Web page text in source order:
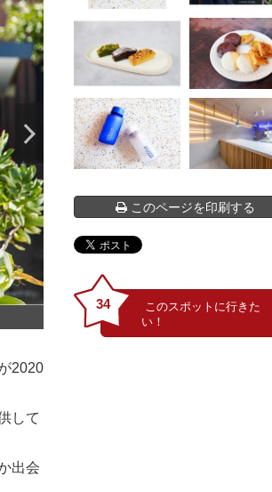
春夏パウンドケーキ（抹茶ゆず
2020
して
出会
このページを印刷する
34